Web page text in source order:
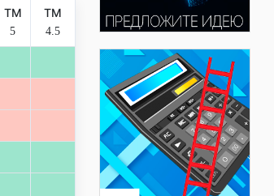
ТМ
5
ТМ
4.5